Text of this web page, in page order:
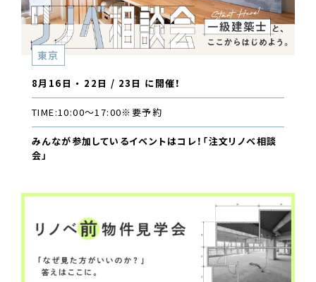
東京
8月16日 ・ 22日 / 23日 に開催！
TIME:10:00〜17:00※要予約
みんなが参加しているイベントはコレ！「注文リノベ相談
会」